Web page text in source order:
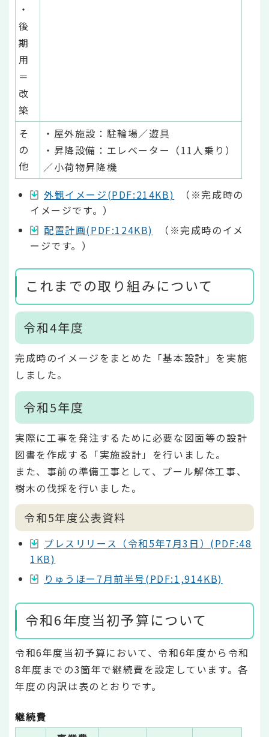
・
後
期
用
＝
改
築
そ
の
他
・屋外施設：駐輪場／遊具
・昇降設備：エレベーター（11人乗り）
／小荷物昇降機
外観イメージ(PDF:214KB)
（※完成時の
イメージです。）
配置計画(PDF:124KB)
（※完成時のイメ
ージです。）
これまでの取り組みについて
令和4年度
完成時のイメージをまとめた「基本設計」を実施
しました。
令和5年度
実際に工事を発注するために必要な図面等の設計
図書を作成する「実施設計」を行いました。
また、事前の準備工事として、プール解体工事、
樹木の伐採を行いました。
令和5年度公表資料
プレスリリース（令和5年7月3日）(PDF:48
1KB)
りゅうほー7月前半号(PDF:1,914KB)
令和6年度当初予算について
令和6年度当初予算において、令和6年度から令和
8年度までの3箇年で継続費を設定しています。各
年度の内訳は表のとおりです。
継続費